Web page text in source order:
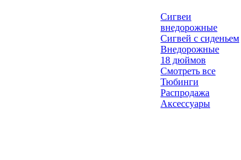
Сигвеи
внедорожные
Сигвей с сиденьем
Внедорожные
18 дюймов
Смотреть все
Тюбинги
Распродажа
Аксессуары